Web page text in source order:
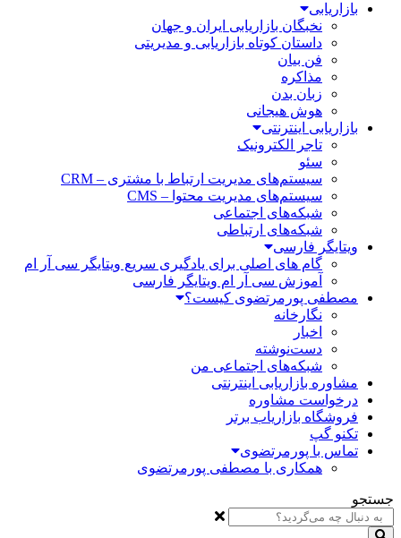
بازاریابی
نخبگان بازاریابی ایران و جهان
داستان کوتاه بازاریابی و مدیریتی
فن بیان
مذاکره
زبان بدن
هوش هیجانی
بازاریابی اینترنتی
تاجر الکترونیک
سئو
سیستم‌های مدیریت ارتباط با مشتری – CRM
سیستم‌های مدیریت محتوا – CMS
شبکه‌های اجتماعی
شبکه‌های ارتباطی
ویتایگر فارسی
گام های اصلی برای یادگیری سریع ویتایگر سی آر ام
آموزش سی آر ام ویتایگر فارسی
مصطفی پورمرتضوی کیست؟
نگارخانه
اخبار
دست‌نوشته
شبکه‌های اجتماعی من
مشاوره بازاریابی اینترنتی
درخواست مشاوره
فروشگاه بازاریاب برتر
تکنو گپ
تماس با پورمرتضوی
همکاری با مصطفی پورمرتضوی
جستجو